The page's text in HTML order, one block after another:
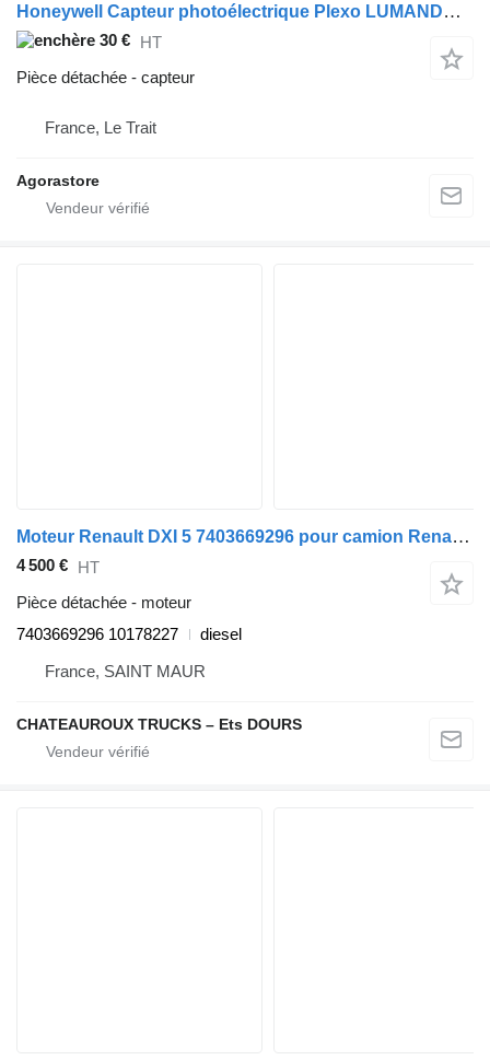
Honeywell Capteur photoélectrique Plexo LUMANDAR HONEYWELL, lot de 3 pièces pour camion
30 € HT
Pièce détachée - capteur
France, Le Trait
Agorastore
Moteur Renault DXI 5 7403669296 pour camion Renault Midlum
4 500 € HT
Pièce détachée - moteur
7403669296 10178227
diesel
France, SAINT MAUR
CHATEAUROUX TRUCKS – Ets DOURS